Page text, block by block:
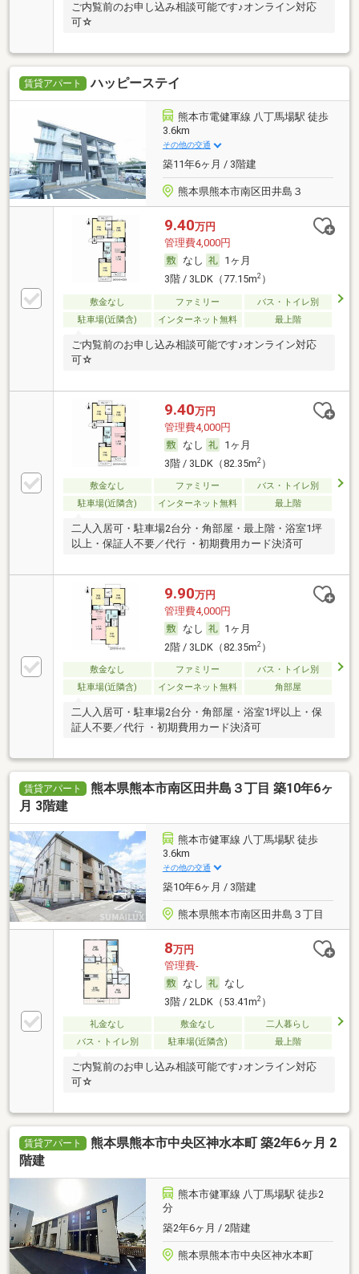
ご内覧前のお申し込み相談可能です♪オンライン対応
可☆
賃貸アパート ハッピーステイ
熊本市電健軍線 八丁馬場駅 徒歩
3.6km
その他の交通
築11年6ヶ月 / 3階建
熊本県熊本市南区田井島３
9.40万円
管理費4,000円
なし
1ヶ月
3階 / 3LDK（77.15m2）
敷金なし ファミリー
バス・トイレ別
駐車場(近隣含)
インターネット無料 最上階
ご内覧前のお申し込み相談可能です♪オンライン対応
可☆
9.40万円
管理費4,000円
なし
1ヶ月
3階 / 3LDK（82.35m2）
敷金なし ファミリー
バス・トイレ別
駐車場(近隣含)
インターネット無料 最上階
二人入居可・駐車場2台分・角部屋・最上階・浴室1坪
以上・保証人不要／代行 ・初期費用カード決済可
9.90万円
管理費4,000円
なし
1ヶ月
2階 / 3LDK（82.35m2）
敷金なし ファミリー
バス・トイレ別
駐車場(近隣含)
インターネット無料 角部屋
二人入居可・駐車場2台分・角部屋・浴室1坪以上・保
証人不要／代行 ・初期費用カード決済可
賃貸アパート
熊本県熊本市南区田井島３丁目 築10年6ヶ
月 3階建
熊本市健軍線 八丁馬場駅 徒歩
3.6km
その他の交通
築10年6ヶ月 / 3階建
熊本県熊本市南区田井島３丁目
8万円
管理費-
なし
なし
3階 / 2LDK（53.41m2）
礼金なし 敷金なし
二人暮らし
バス・トイレ別
駐車場(近隣含) 最上階
ご内覧前のお申し込み相談可能です♪オンライン対応
可☆
賃貸アパート
熊本県熊本市中央区神水本町 築2年6ヶ月 2
階建
熊本市健軍線 八丁馬場駅 徒歩2
分
築2年6ヶ月 / 2階建
熊本県熊本市中央区神水本町